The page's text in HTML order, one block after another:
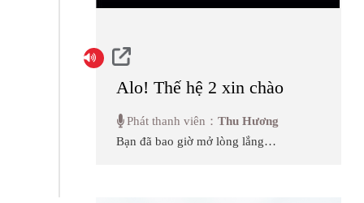
Alo! Thế hệ 2 xin chào
Phát thanh viên：Thu Hương
Bạn đã bao giờ mở lòng lắng